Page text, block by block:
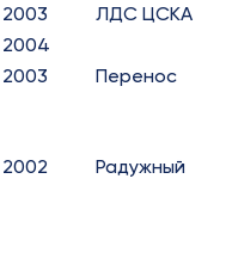
2003
ЛДС ЦСКА
2004
2003 Перенос
2002 Радужный